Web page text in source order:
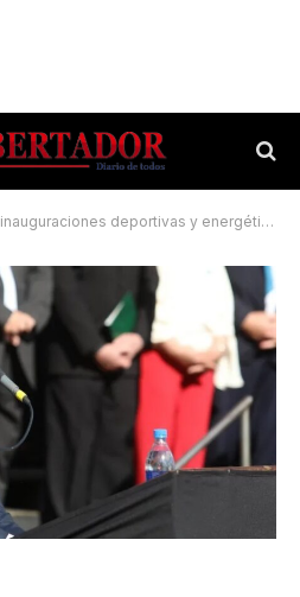
deportivas y energéticas en Capital